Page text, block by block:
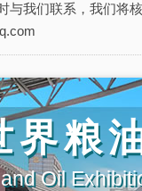
我们联系，我们将
界粮
Oil